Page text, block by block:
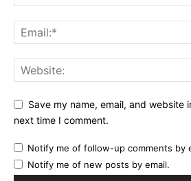
Save my name, email, and website
next time I comment.
Notify me of follow-up comments by
Notify me of new posts by email.